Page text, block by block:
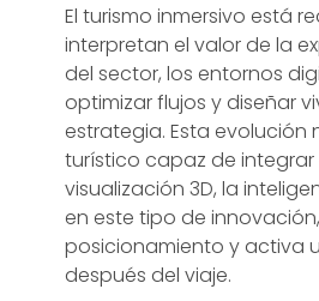
El turismo inmersivo está
interpretan el valor de la
del sector, los entornos
optimizar flujos y diseñar
estrategia. Esta evolución
turístico capaz de
visualización 3D, la
en este tipo de
posicionamiento y activa
después del viaje.